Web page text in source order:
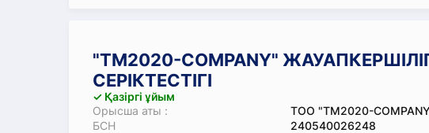
"TM2020-COMPANY"
СЕРІКТЕСТІГІ
✓ Қазіргі ұйым
Орысша аты :
ТОО "TM2020-
БСН
240540026248